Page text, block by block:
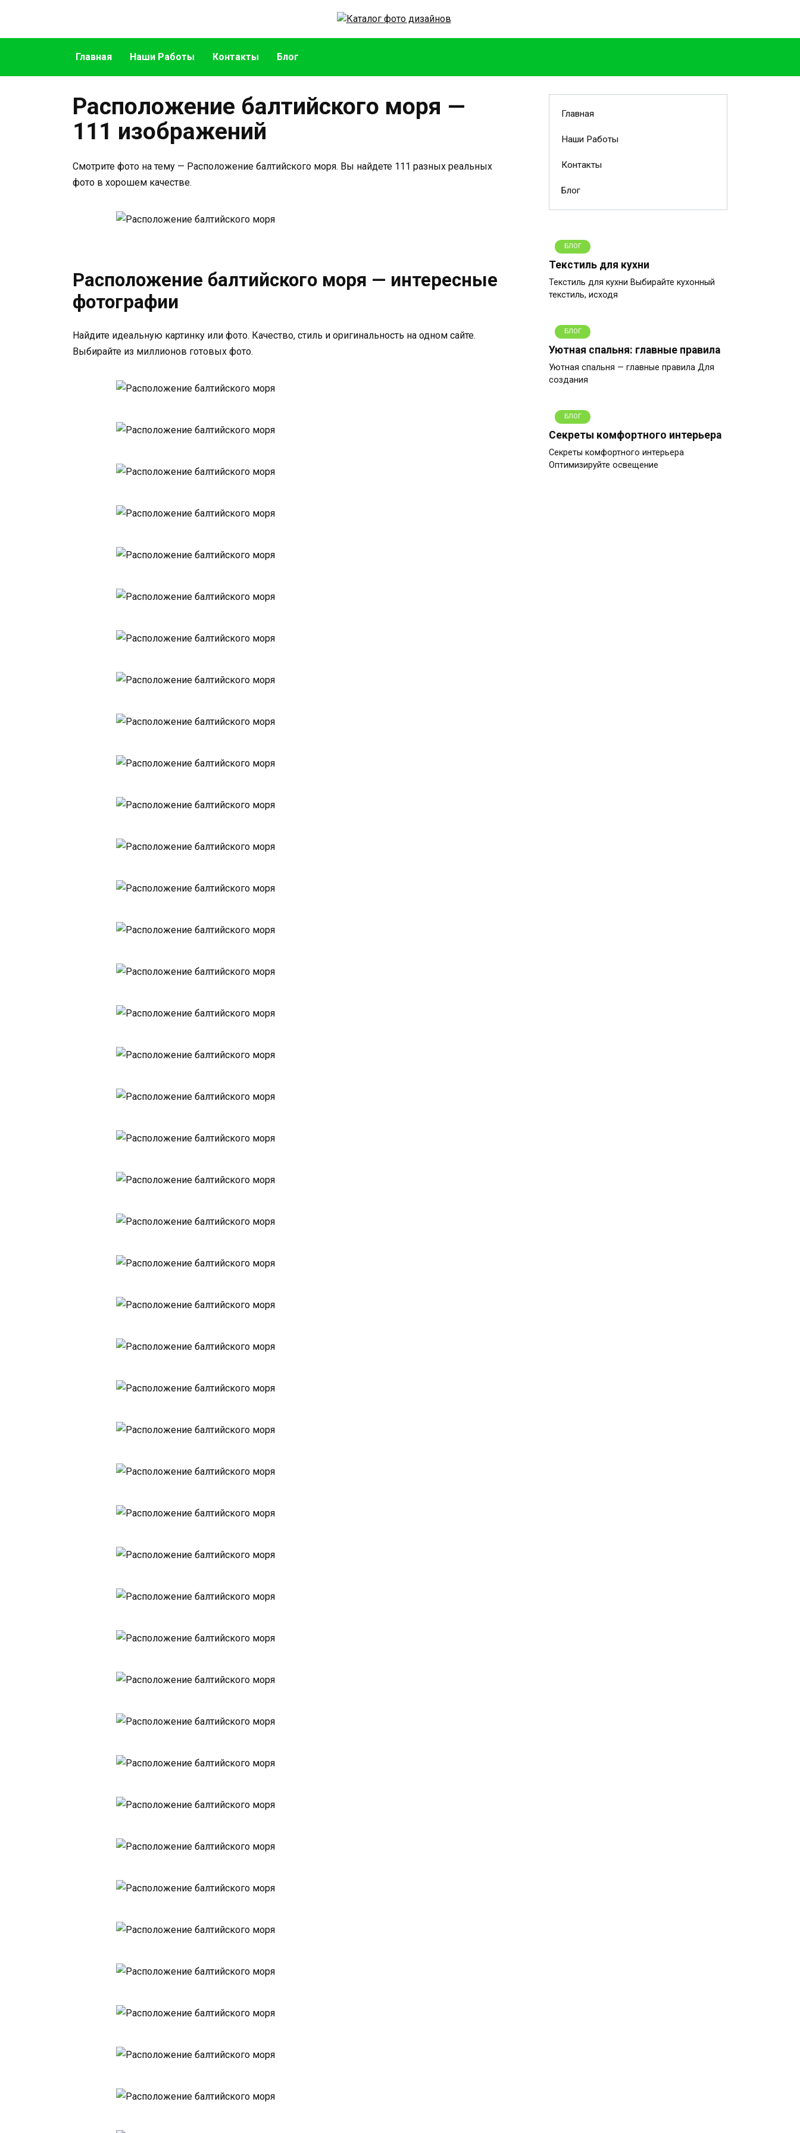
Главная
Наши Работы Контакты Блог
Расположение балтийского моря —
111 изображений
Смотрите фото на тему — Расположение балтийского моря. Вы найдете 111 разных реальных
фото в хорошем качестве.
Расположение балтийского моря — интересные
фотографии
Найдите идеальную картинку или фото. Качество, стиль и оригинальность на одном сайте.
Выбирайте из миллионов готовых фото.
Главная
Наши Работы
Контакты
Блог
БЛОГ
Текстиль для кухни
Текстиль для кухни Выбирайте кухонный
текстиль, исходя
БЛОГ
Уютная спальня: главные правила
Уютная спальня — главные правила Для
создания
БЛОГ
Секреты комфортного интерьера
Секреты комфортного интерьера
Оптимизируйте освещение